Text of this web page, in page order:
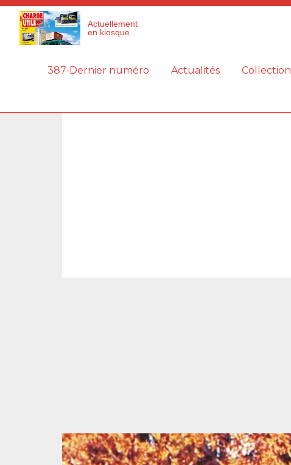
Actuellement
en kiosque
387-Dernier numéro Actualités Collection
Panneau de gestion des cookies